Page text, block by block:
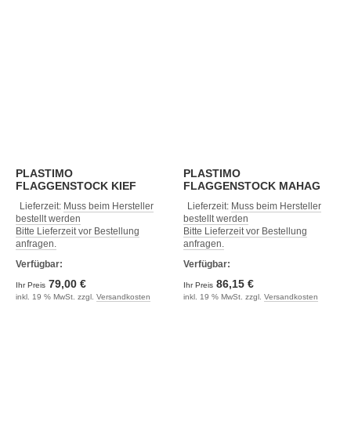
PLASTIMO
FLAGGENSTOCK KIEF
Lieferzeit: Muss beim Hersteller
bestellt werden
Bitte Lieferzeit vor Bestellung
anfragen.
Verfügbar:
Ihr Preis 79,00 €
inkl. 19 % MwSt. zzgl. Versandkosten
PLASTIMO
FLAGGENSTOCK MAHAG
Lieferzeit: Muss beim Hersteller
bestellt werden
Bitte Lieferzeit vor Bestellung
anfragen.
Verfügbar:
Ihr Preis 86,15 €
inkl. 19 % MwSt. zzgl. Versandkosten